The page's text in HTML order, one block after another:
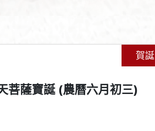
賀誕
菩薩寶誕 (農曆六月初三)